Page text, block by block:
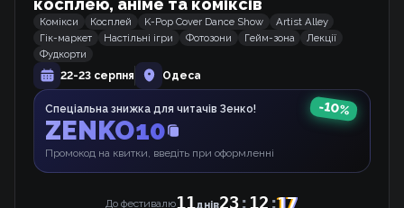
Жанри
Драма Комедія Шьонен-ай Бойові мистецтва
Кількість розділів
з 126
Тип
РОМАН
Статус перекладу
Перекладається
Комікси Косплей K-Pop Cover Dance Show
Artist Alley
Гік-маркет
Настільні ігри Фотозони Гейм-зона
Лекції
Фудкорти
22-23 серпня
Одеса
Спеціальна знижка для читачів Зенко!
ZENKO10
Промокод на квитки, введіть при оформленні
-10%
До фестивалю11днів23:12 :17